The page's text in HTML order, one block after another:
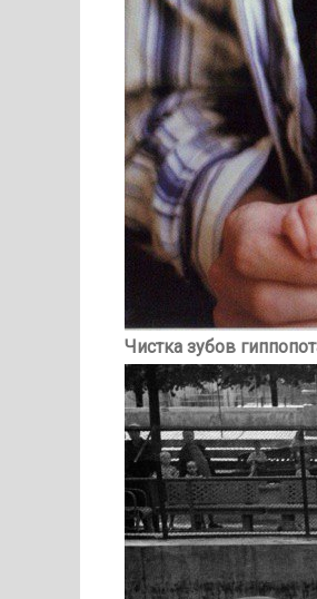
Чистка зубов